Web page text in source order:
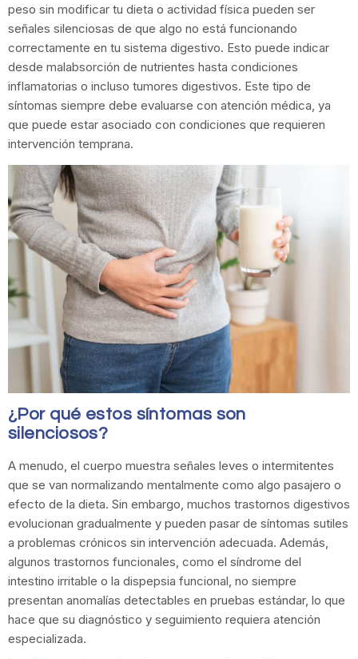
peso sin modificar tu dieta o actividad física pueden ser
señales silenciosas de que algo no está funcionando
correctamente en tu sistema digestivo. Esto puede indicar
desde malabsorción de nutrientes hasta condiciones
inflamatorias o incluso tumores digestivos. Este tipo de
síntomas siempre debe evaluarse con atención médica, ya
que puede estar asociado con condiciones que requieren
intervención temprana.
¿Por qué estos síntomas son
silenciosos?
A menudo, el cuerpo muestra señales leves o intermitentes
que se van normalizando mentalmente como algo pasajero o
efecto de la dieta. Sin embargo, muchos trastornos digestivos
evolucionan gradualmente y pueden pasar de síntomas sutiles
a problemas crónicos sin intervención adecuada. Además,
algunos trastornos funcionales, como el síndrome del
intestino irritable o la dispepsia funcional, no siempre
presentan anomalías detectables en pruebas estándar, lo que
hace que su diagnóstico y seguimiento requiera atención
especializada.